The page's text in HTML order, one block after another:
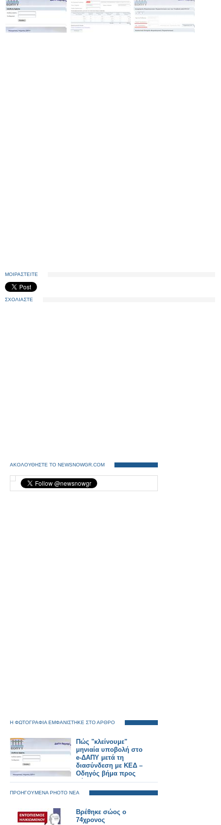
ΜΟΙΡΑΣΤΕΙΤΕ
ΣΧΟΛΙΑΣΤΕ
ΑΚΟΛΟΥΘΗΣΤΕ ΤΟ NEWSNOWGR.COM
Η ΦΩΤΟΓΡΑΦΙΑ ΕΜΦΑΝΙΣΤΗΚΕ ΣΤΟ ΑΡΘΡΟ
Πώς "κλείνουμε"
μηνιαία υποβολή στο
e-ΔΑΠΥ μετά τη
διασύνδεση με ΚΕΔ –
Οδηγός βήμα προς
βήμα
ΠΡΟΗΓΟΥΜΕΝΑ PHOTO ΝΕΑ
Βρέθηκε σώος ο
74χρονος